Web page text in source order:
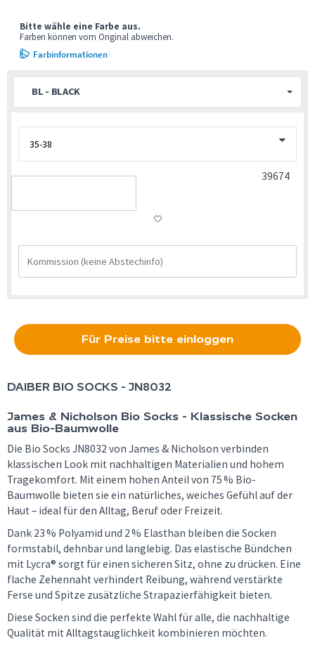
BL - BLACK
Bitte wähle eine Farbe aus.
Farben können vom Original abweichen.
Farbinformationen
39674
Für Preise bitte einloggen
DAIBER BIO SOCKS - JN8032
James & Nicholson Bio Socks - Klassische Socken
aus Bio-Baumwolle
Die Bio Socks JN8032 von James & Nicholson verbinden
klassischen Look mit nachhaltigen Materialien und hohem
Tragekomfort. Mit einem hohen Anteil von 75 % Bio-
Baumwolle bieten sie ein natürliches, weiches Gefühl auf der
Haut – ideal für den Alltag, Beruf oder Freizeit.
Dank 23 % Polyamid und 2 % Elasthan bleiben die Socken
formstabil, dehnbar und langlebig. Das elastische Bündchen
mit Lycra® sorgt für einen sicheren Sitz, ohne zu drücken. Eine
flache Zehennaht verhindert Reibung, während verstärkte
Ferse und Spitze zusätzliche Strapazierfähigkeit bieten.
Diese Socken sind die perfekte Wahl für alle, die nachhaltige
Qualität mit Alltagstauglichkeit kombinieren möchten.